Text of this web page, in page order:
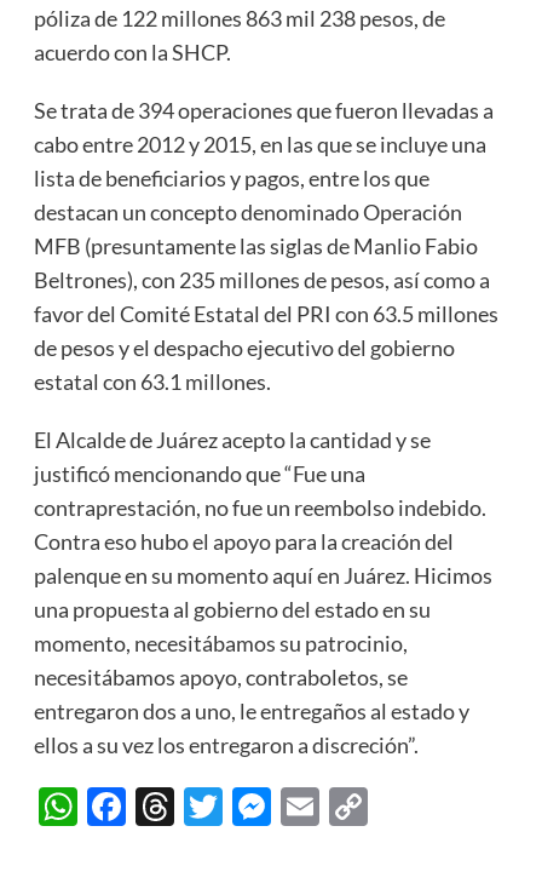
póliza de 122 millones 863 mil 238 pesos, de
acuerdo con la SHCP.
Se trata de 394 operaciones que fueron llevadas a
cabo entre 2012 y 2015, en las que se incluye una
lista de beneficiarios y pagos, entre los que
destacan un concepto denominado Operación
MFB (presuntamente las siglas de Manlio Fabio
Beltrones), con 235 millones de pesos, así como a
favor del Comité Estatal del PRI con 63.5 millones
de pesos y el despacho ejecutivo del gobierno
estatal con 63.1 millones.
El Alcalde de Juárez acepto la cantidad y se
justificó mencionando que “Fue una
contraprestación, no fue un reembolso indebido.
Contra eso hubo el apoyo para la creación del
palenque en su momento aquí en Juárez. Hicimos
una propuesta al gobierno del estado en su
momento, necesitábamos su patrocinio,
necesitábamos apoyo, contraboletos, se
entregaron dos a uno, le entregaños al estado y
ellos a su vez los entregaron a discreción”.
WhatsApp
Facebook
Threads
Twitter
Messenger
EmailCopy